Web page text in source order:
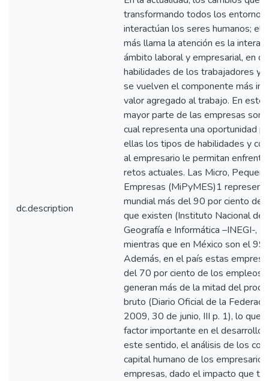
dc.description
transformando todos los entornos
interactúan los seres humanos; el
más llama la atención es la
ámbito laboral y empresarial, en
habilidades de los trabajadores y
se vuelven el componente más
valor agregado al trabajo. En este
mayor parte de las empresas son
cual representa una oportunidad
ellas los tipos de habilidades y
al empresario le permitan
retos actuales. Las Micro,
Empresas (MiPyMES)1
mundial más del 90 por ciento de
que existen (Instituto Nacional de
Geografía e Informática –INEGI-,
mientras que en México son el 99
Además, en el país estas
del 70 por ciento de los empleos
generan más de la mitad del
bruto (Diario Oficial de la
2009, 30 de junio, III p. 1), lo que
factor importante en el desarrollo
este sentido, el análisis de los
capital humano de los
empresas, dado el impacto que